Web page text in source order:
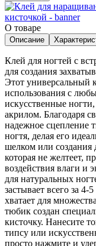
О товаре
Описание
Клей для ногтей с
для создания
Этот универсальный
использования с
искусственные
акрилом. Благодаря
надежное сцепление
ногтя, делая его
шелком или создания
которая не желтеет,
воздействия влаги и
для натуральных
застывает всего за
хватает для
тюбик создан
кисточку. Нанесите
типсу или
просто нажмите и